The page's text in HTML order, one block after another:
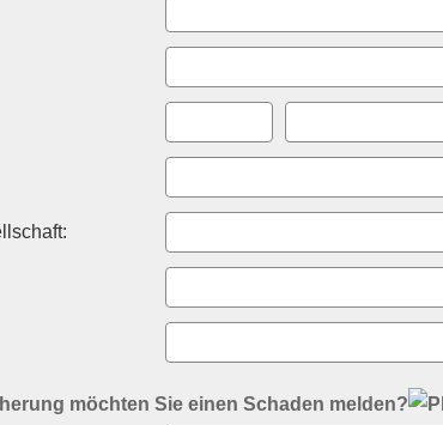
möchten Sie einen Schaden melden?